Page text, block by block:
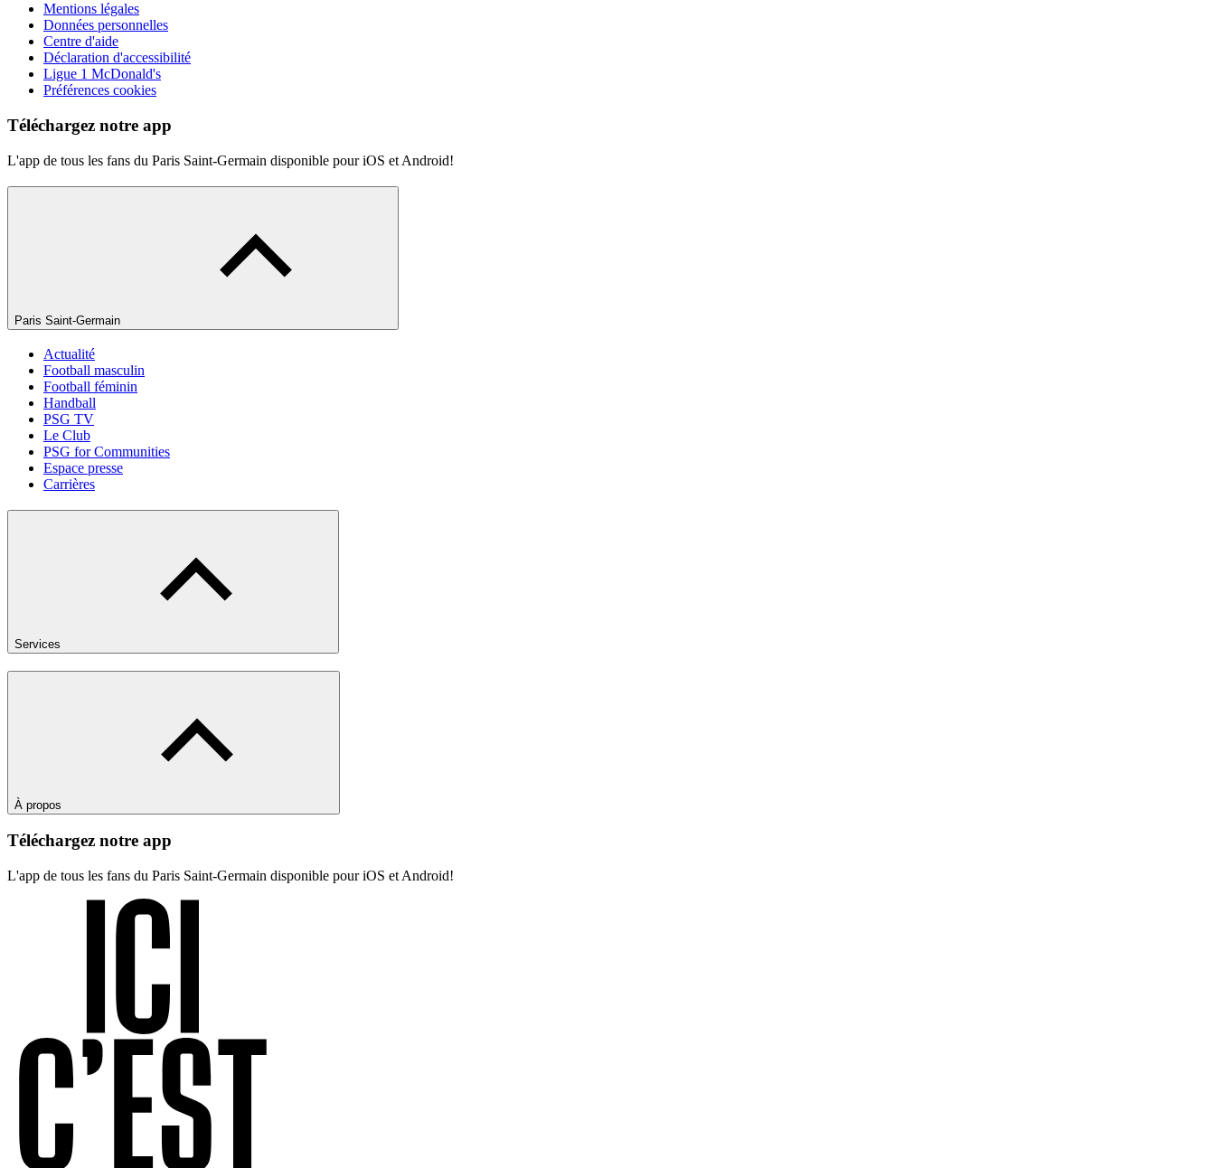
Mentions légales
Données personnelles
Centre d'aide
Déclaration d'accessibilité
Ligue 1 McDonald's
Préférences cookies
Téléchargez notre app
L'app de tous les fans du Paris Saint-Germain disponible pour iOS et Android!
Paris Saint-Germain
Actualité
Football masculin
Football féminin
Handball
PSG TV
Le Club
PSG for Communities
Espace presse
Carrières
Services
À propos
Téléchargez notre app
L'app de tous les fans du Paris Saint-Germain disponible pour iOS et Android!